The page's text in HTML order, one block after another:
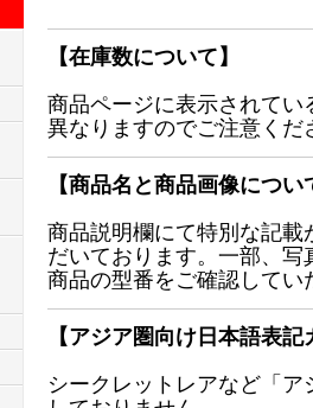
【在庫数について】
商品ページに表示されて
異なりますのでご注意くだ
【商品名と商品画像につい
商品説明欄にて特別な記載
だいております。一部、
商品の型番をご確認してい
【アジア圏向け日本語表記
シークレットレアなど「